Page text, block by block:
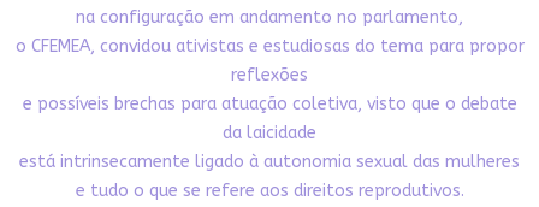
na configuração em andamento no parlamento,
o CFEMEA, convidou ativistas e estudiosas do tema para propor
reflexões
e possíveis brechas para atuação coletiva, visto que o debate
da laicidade
está intrinsecamente ligado à autonomia sexual das mulheres
e tudo o que se refere aos direitos reprodutivos.